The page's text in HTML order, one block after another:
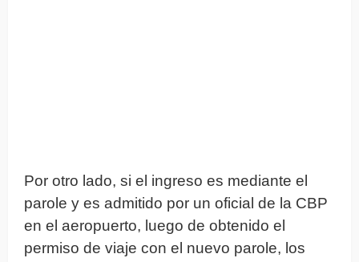
Por otro lado, si el ingreso es mediante el
parole y es admitido por un oficial de la CBP
en el aeropuerto, luego de obtenido el
permiso de viaje con el nuevo parole, los